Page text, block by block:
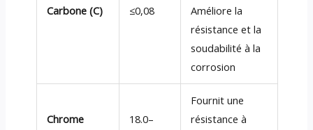
Carbone (C) ≤0,08
Améliore la
résistance et la
soudabilité à la
corrosion
Chrome
18.0–
Fournit une
résistance à